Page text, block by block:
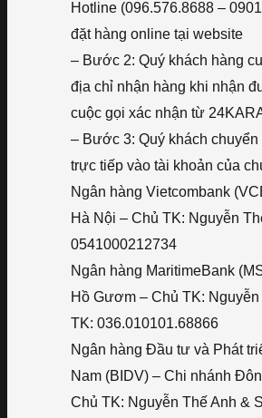
Hotline (096.576.8688 –
đặt hàng online tại website
– Bước 2: Quý khách hàng
địa chỉ nhận hàng khi nhận
cuộc gọi xác nhận từ
– Bước 3: Quý khách chuyển
trực tiếp vào tài khoản của
Ngân hàng Vietcombank
Hà Nội – Chủ TK: Nguyễn
0541000212734
Ngân hàng MaritimeBank
Hồ Gươm – Chủ TK:
TK: 036.010101.68866
Ngân hàng Đầu tư và Phát
Nam (BIDV) – Chi nhánh
Chủ TK: Nguyễn Thế Anh &